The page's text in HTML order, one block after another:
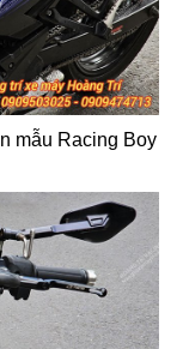
mẫu Racing Boy